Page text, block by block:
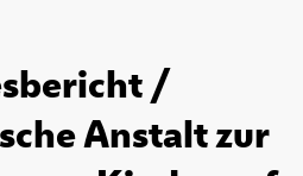
/
Anstalt zur